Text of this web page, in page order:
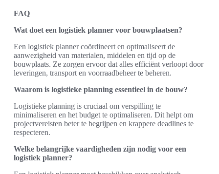
FAQ
Wat doet een logistiek planner voor bouwplaatsen?
Een logistiek planner coördineert en optimaliseert de
aanwezigheid van materialen, middelen en tijd op de
bouwplaats. Ze zorgen ervoor dat alles efficiënt verloopt door
leveringen, transport en voorraadbeheer te beheren.
Waarom is logistieke planning essentieel in de bouw?
Logistieke planning is cruciaal om verspilling te
minimaliseren en het budget te optimaliseren. Dit helpt om
projectvereisten beter te begrijpen en krappere deadlines te
respecteren.
Welke belangrijke vaardigheden zijn nodig voor een
logistiek planner?